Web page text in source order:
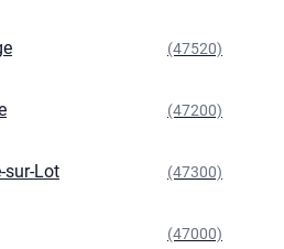
(47520)
(47200)
sur-Lot (47300)
(47000)